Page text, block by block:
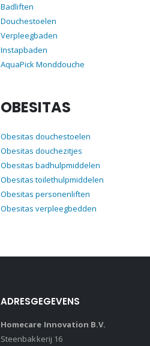
Badliften
Douchestoelen
Verpleegbaden
Instapbaden
AquaPick Monddouche
OBESITAS
Obesitas douchestoelen
Obesitas douchezitjes
Obesitas badhulpmiddelen
Obesitas toilethulpmiddelen
Obesitas personenliften
Obesitas verpleegbedden
ADRESGEGEVENS
Homecare Innovation B.V.
Steenbakkerij 16